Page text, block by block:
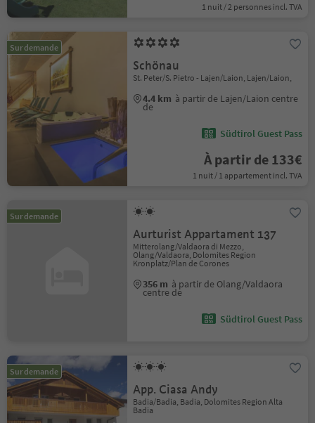
1 nuit / 2 personnes incl. TVA
Sur demande
Schönau
St. Peter/S. Pietro - Lajen/Laion, Lajen/Laion,
4.4 km à partir de Lajen/Laion centre
de
Südtirol Guest Pass
À partir de 133€
1 nuit / 1 appartement incl. TVA
Sur demande
Aurturist Appartament 137
Mitterolang/Valdaora di Mezzo,
Olang/Valdaora, Dolomites Region
Kronplatz/Plan de Corones
356 m à partir de Olang/Valdaora
centre de
Südtirol Guest Pass
Sur demande
App. Ciasa Andy
Badia/Badia, Badia, Dolomites Region Alta
Badia